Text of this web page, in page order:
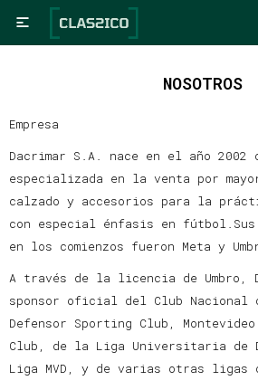

NOSOTROS
Empresa
Dacrimar S.A. nace en el año 2002
especializada en la venta por
calzado y accesorios para la
con especial énfasis en
en los comienzos fueron Meta y
A través de la licencia de Umbro,
sponsor oficial del Club Nacional
Defensor Sporting Club,
Club, de la Liga Universitaria de
Liga MVD, y de varias otras ligas